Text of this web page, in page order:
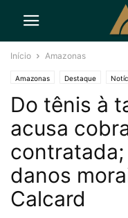
Início Amazonas
Amazonas Destaque
Do tênis à
acusa
danos
Calcard